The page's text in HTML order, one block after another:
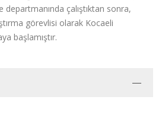
departmanında çalıştıktan sonra,
görevlisi olarak Kocaeli
başlamıştır.